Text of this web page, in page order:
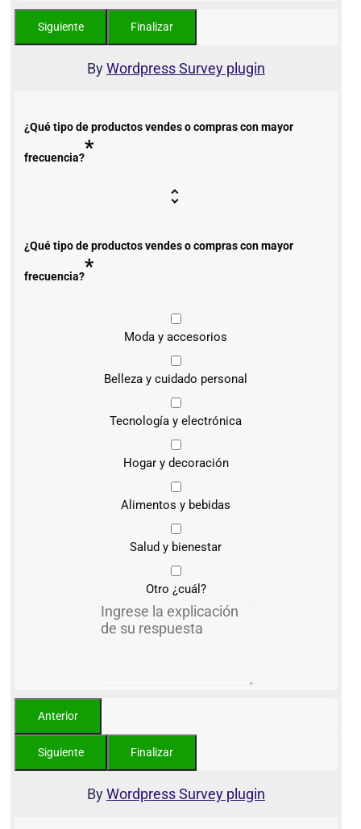
ByWordpress Survey plugin
¿Qué tipo de productos vendes o compras con mayor
frecuencia?*
¿Qué tipo de productos vendes o compras con mayor
frecuencia?*
Moda y accesorios
Belleza y cuidado personal
Tecnología y electrónica
Hogar y decoración
Alimentos y bebidas
Salud y bienestar
Otro ¿cuál?
ByWordpress Survey plugin